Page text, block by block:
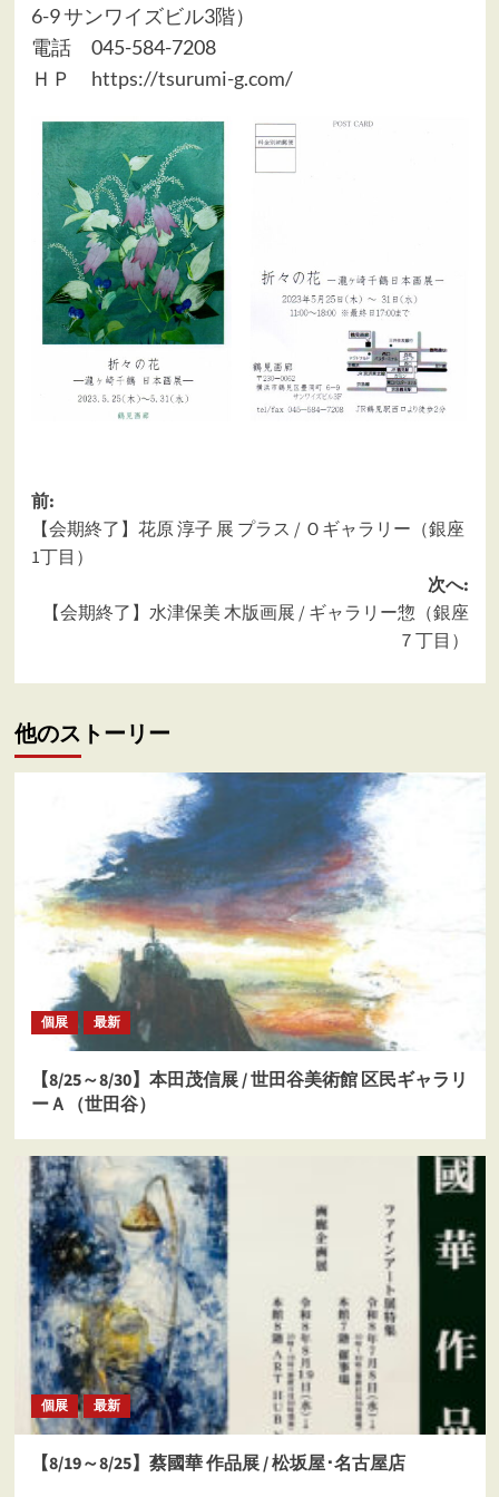
6-9 サンワイズビル3階）
電話 045-584-7208
ＨＰ https://tsurumi-g.com/
投
稿
ナ
ビ
ー
シ
ョ
前:
【会期終了】花原 淳子 展 プラス / Ｏギャラリー（銀座
1丁目）
次へ:
【会期終了】水津保美 木版画展 / ギャラリー惣（銀座
７丁目）
他のストーリー
個展 最新
【8/25～8/30】本田茂信展 / 世田谷美術館 区民ギャラリ
ーＡ（世田谷）
個展 最新
【8/19～8/25】蔡國華 作品展 / 松坂屋･名古屋店